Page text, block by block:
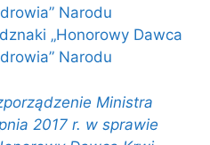
Narodu
„Honorowy Dawca
Narodu
Ministra
2017 r. w sprawie